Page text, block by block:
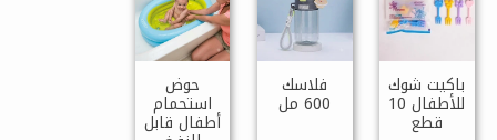
باكيت شوك
للأطفال 10
قطع
فلاسك
600 مل
حوض
استحمام
أطفال قابل